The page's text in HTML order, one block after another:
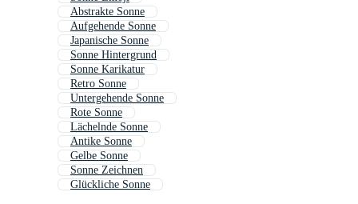
Abstrakte Sonne
Aufgehende Sonne
Japanische Sonne
Sonne Hintergrund
Sonne Karikatur
Retro Sonne
Untergehende Sonne
Rote Sonne
Lächelnde Sonne
Antike Sonne
Gelbe Sonne
Sonne Zeichnen
Glückliche Sonne